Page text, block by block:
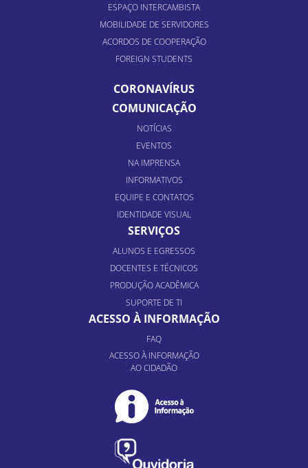
ESPAÇO INTERCAMBISTA
MOBILIDADE DE SERVIDORES
ACORDOS DE COOPERAÇÃO
FOREIGN STUDENTS
CORONAVÍRUS
COMUNICAÇÃO
NOTÍCIAS
EVENTOS
NA IMPRENSA
INFORMATIVOS
EQUIPE E CONTATOS
IDENTIDADE VISUAL
SERVIÇOS
ALUNOS E EGRESSOS
DOCENTES E TÉCNICOS
PRODUÇÃO ACADÊMICA
SUPORTE DE TI
ACESSO À INFORMAÇÃO
FAQ
ACESSO À INFORMAÇÃO
AO CIDADÃO